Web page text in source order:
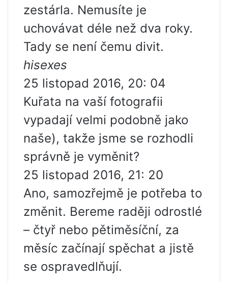
zestárla. Nemusíte je
uchovávat déle než dva roky.
Tady se není čemu divit.
hisexes
25 listopad 2016, 20: 04
Kuřata na vaší fotografii
vypadají velmi podobně jako
naše), takže jsme se rozhodli
správně je vyměnit?
25 listopad 2016, 21: 20
Ano, samozřejmě je potřeba to
změnit. Bereme raději odrostlé
– čtyř nebo pětiměsíční, za
měsíc začínají spěchat a jistě
se ospravedlňují.